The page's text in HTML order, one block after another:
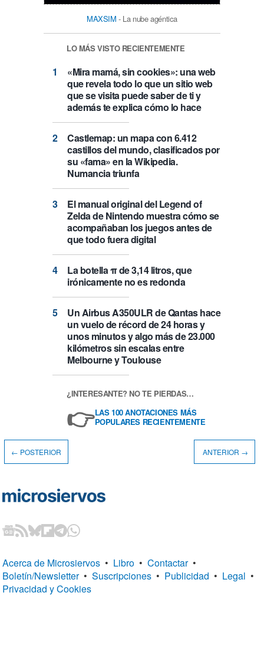
MAXSIM - La nube agéntica
LO MÁS VISTO RECIENTEMENTE
«Mira mamá, sin cookies»: una web
que revela todo lo que un sitio web
que se visita puede saber de ti y
además te explica cómo lo hace
Castlemap: un mapa con 6.412
castillos del mundo, clasificados por
su «fama» en la Wikipedia.
Numancia triunfa
El manual original del Legend of
Zelda de Nintendo muestra cómo se
acompañaban los juegos antes de
que todo fuera digital
La botella π de 3,14 litros, que
irónicamente no es redonda
Un Airbus A350ULR de Qantas hace
un vuelo de récord de 24 horas y
unos minutos y algo más de 23.000
kilómetros sin escalas entre
Melbourne y Toulouse
¿INTERESANTE? NO TE PIERDAS…
👉LAS 100 ANOTACIONES MÁS
POPULARES RECIENTEMENTE
← POSTERIOR ANTERIOR →
Acerca de Microsiervos • Libro • Contactar •
Boletín/Newsletter • Suscripciones • Publicidad • Legal •
Privacidad y Cookies